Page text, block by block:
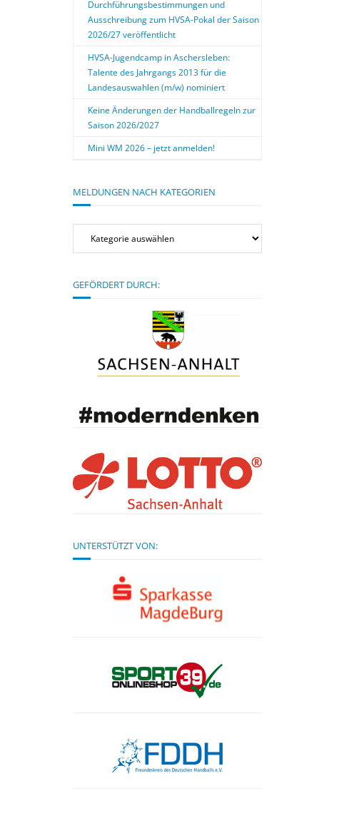
Durchführungsbestimmungen und
Ausschreibung zum HVSA-Pokal der Saison
2026/27 veröffentlicht
HVSA-Jugendcamp in Aschersleben:
Talente des Jahrgangs 2013 für die
Landesauswahlen (m/w) nominiert
Keine Änderungen der Handballregeln zur
Saison 2026/2027
Mini WM 2026 – jetzt anmelden!
MELDUNGEN NACH KATEGORIEN
Meldungen
Kategorien
GEFÖRDERT DURCH:
UNTERSTÜTZT VON: